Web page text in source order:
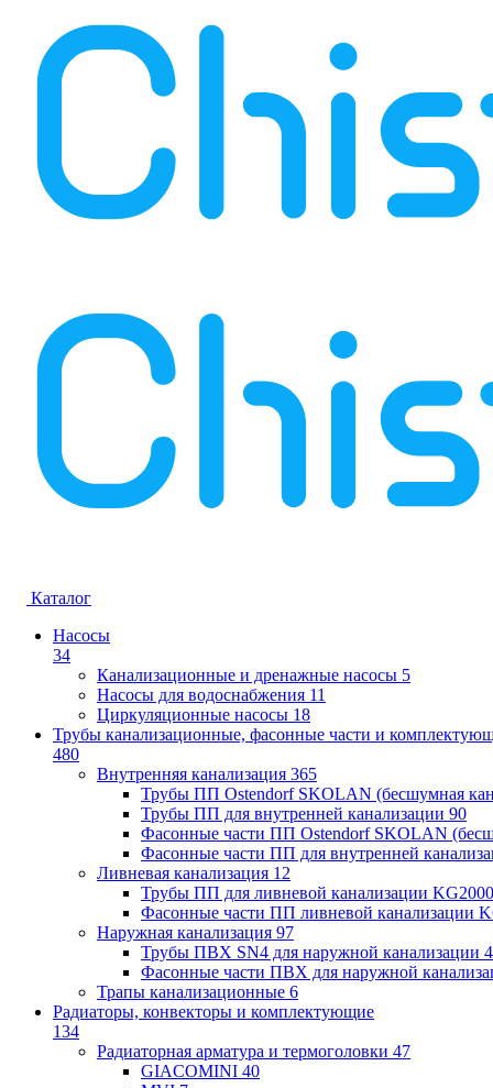
Каталог
Насосы
34
Канализационные и дренажные насосы 5
Насосы для водоснабжения 11
Циркуляционные насосы 18
Трубы канализационные, фасонные части и
480
Внутренняя канализация 365
Трубы ПП Ostendorf SKOLAN (бесшумная
Трубы ПП для внутренней канализации 90
Фасонные части ПП Ostendorf SKOLAN
Фасонные части ПП для внутренней
Ливневая канализация 12
Трубы ПП для ливневой канализации KG2000
Фасонные части ПП ливневой канализации
Наружная канализация 97
Трубы ПВХ SN4 для наружной канализации
Фасонные части ПВХ для наружной
Трапы канализационные 6
Радиаторы, конвекторы и комплектующие
134
Радиаторная арматура и термоголовки 47
GIACOMINI 40